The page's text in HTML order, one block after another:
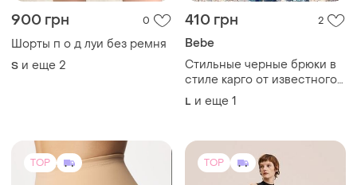
900 грн 0
Шорты п о д луи без ремня
S и еще 2
410 грн 2
Bebe
Стильные черные брюки в
стиле карго от известного
американского бренда
bebe (линейка bebe plus).
производство - туречество.
L и еще 1
TOP TOP